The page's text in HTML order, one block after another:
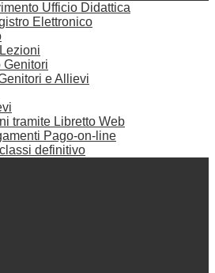
Ufficio Didattica
Elettronico
Genitori
e Allievi
tramite Libretto Web
Pago-on-line
definitivo